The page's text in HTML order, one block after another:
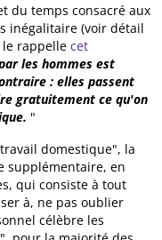
du temps consacré aux
inégalitaire (voir détail
le rappelle cet
les hommes est
: elles passent
gratuitement ce qu'on
"
domestique", la
supplémentaire, en
qui consiste à tout
à, ne pas oublier
célèbre les